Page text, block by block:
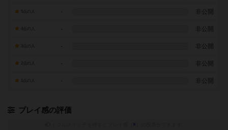
- 非公開
- 非公開
- 非公開
- 非公開
- 非公開
プレイ感の評価
※